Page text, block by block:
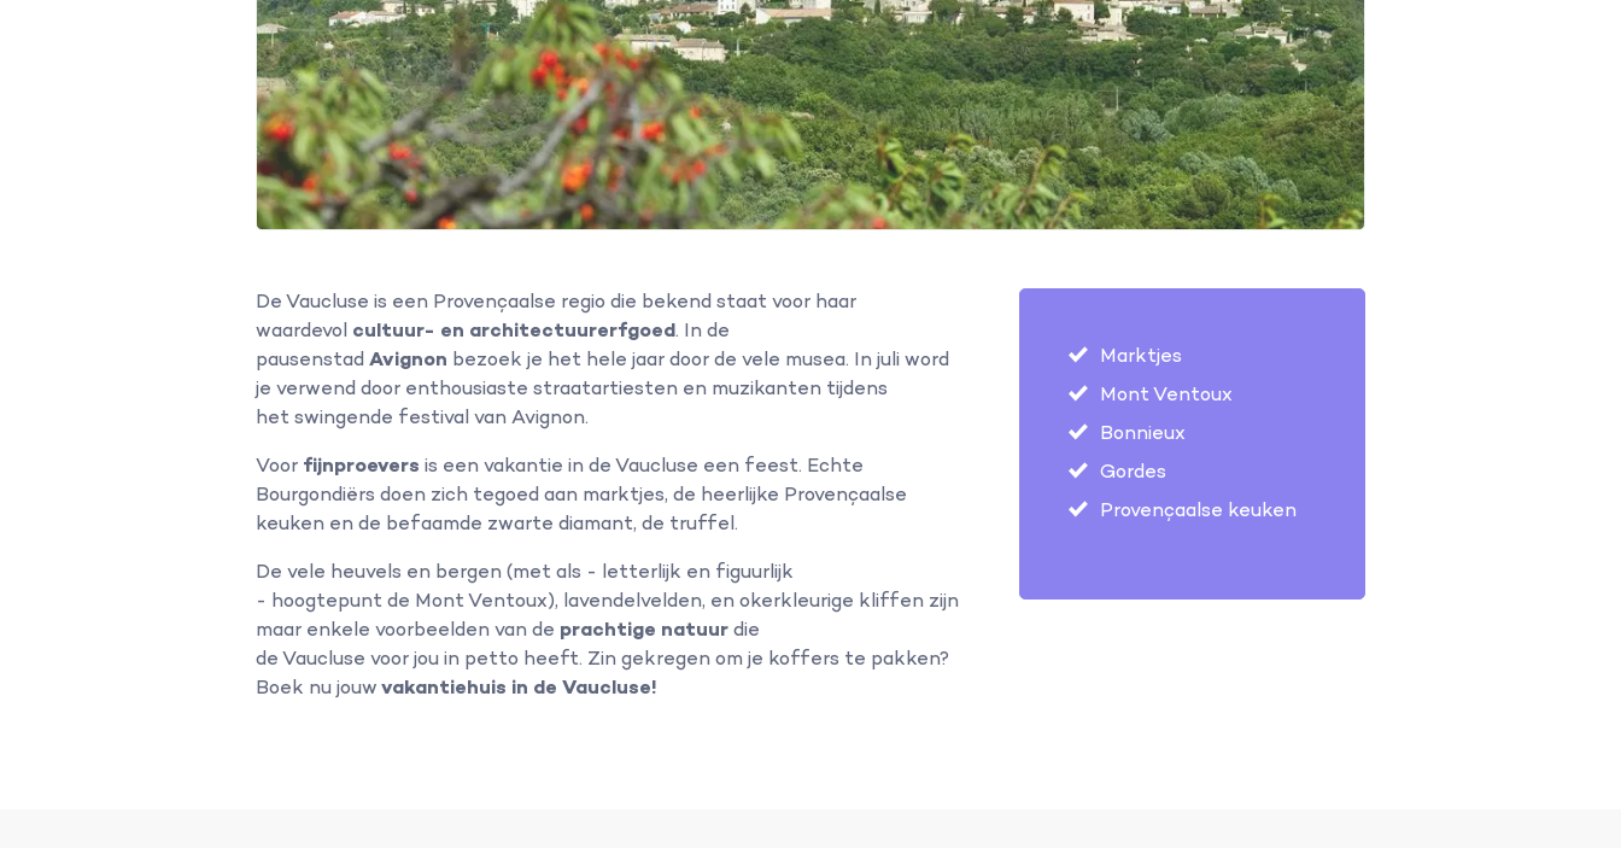
De Vaucluse is een Provençaalse regio die bekend staat voor haar
waardevol cultuur- en architectuurerfgoed. In de
pausenstad Avignon bezoek je het hele jaar door de vele musea. In juli word
je verwend door enthousiaste straatartiesten en muzikanten tijdens
het swingende festival van Avignon.
Voor fijnproevers is een vakantie in de Vaucluse een feest. Echte
Bourgondiërs doen zich tegoed aan marktjes, de heerlijke Provençaalse
keuken en de befaamde zwarte diamant, de truffel.
De vele heuvels en bergen (met als - letterlijk en figuurlijk
- hoogtepunt de Mont Ventoux), lavendelvelden, en okerkleurige kliffen zijn
maar enkele voorbeelden van de prachtige natuurdie
de Vaucluse voor jou in petto heeft. Zin gekregen om je koffers te pakken?
Boek nu jouwvakantiehuis in de Vaucluse!
Marktjes
Mont Ventoux
Bonnieux
Gordes
Provençaalse keuken